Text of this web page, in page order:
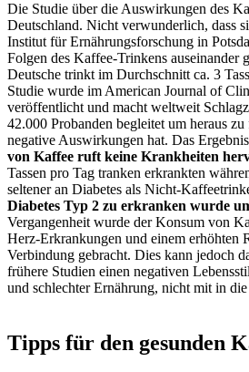
Die Studie über die Auswirkungen des
Deutschland. Nicht verwunderlich, dass
Institut für Ernährungsforschung in
Folgen des Kaffee-Trinkens auseinander
Deutsche trinkt im Durchschnitt ca. 3
Studie wurde im American Journal of
veröffentlicht und macht weltweit
42.000 Probanden begleitet um heraus
negative Auswirkungen hat. Das
von Kaffee ruft keine Krankheiten
Tassen pro Tag tranken erkrankten
seltener an Diabetes als Nicht-
Diabetes Typ 2 zu erkranken wurde
Vergangenheit wurde der Konsum von
Herz-Erkrankungen und einem erhöhten
Verbindung gebracht. Dies kann jedoch
frühere Studien einen negativen
und schlechter Ernährung, nicht mit in
Tipps für den gesunden